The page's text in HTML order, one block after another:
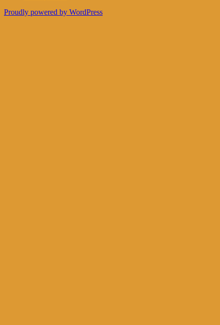
Proudly powered by WordPress